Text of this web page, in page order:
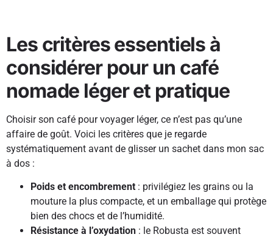
Les critères essentiels à
considérer pour un café
nomade léger et pratique
Choisir son café pour voyager léger, ce n’est pas qu’une
affaire de goût. Voici les critères que je regarde
systématiquement avant de glisser un sachet dans mon sac
à dos :
Poids et encombrement : privilégiez les grains ou la
mouture la plus compacte, et un emballage qui protège
bien des chocs et de l’humidité.
Résistance à l’oxydation : le Robusta est souvent